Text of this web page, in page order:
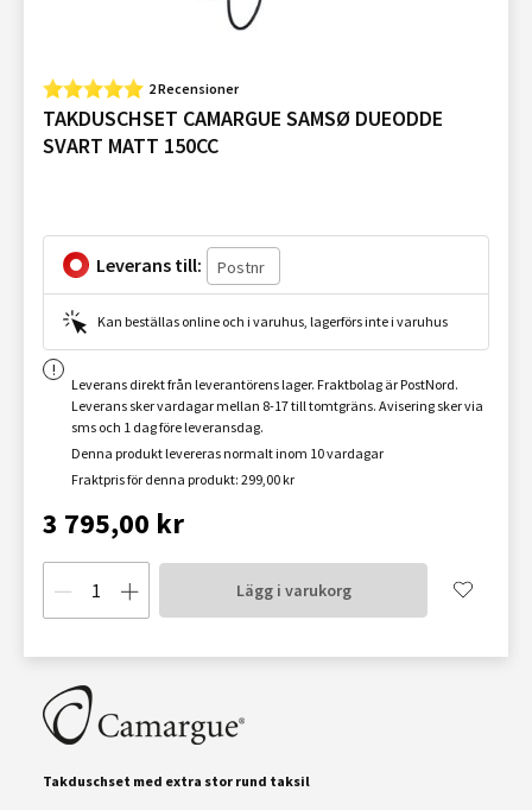
2 Recensioner
TAKDUSCHSET CAMARGUE SAMSØ DUEODDE
SVART MATT 150CC
Leverans till:
Kan beställas online och i varuhus, lagerförs inte i varuhus
Leverans direkt från leverantörens lager. Fraktbolag är PostNord.
Leverans sker vardagar mellan 8-17 till tomtgräns. Avisering sker via
sms och 1 dag före leveransdag.
Denna produkt levereras normalt inom 10 vardagar
Fraktpris för denna produkt: 299,00 kr
3 795,00 kr
Lägg i varukorg
Takduschset med extra stor rund taksil